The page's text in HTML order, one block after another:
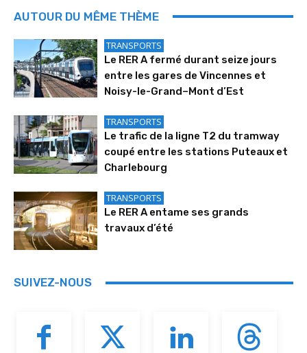
AUTOUR DU MÊME THÈME
TRANSPORTS
Le RER A fermé durant seize jours
entre les gares de Vincennes et
Noisy-le-Grand–Mont d’Est
TRANSPORTS
Le trafic de la ligne T2 du tramway
coupé entre les stations Puteaux et
Charlebourg
TRANSPORTS
Le RER A entame ses grands
travaux d’été
SUIVEZ-NOUS